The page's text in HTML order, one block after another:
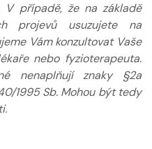
V případě, že na základě
projevů usuzujete na
Vám konzultovat Vaše
nebo fyzioterapeuta.
nenaplňují znaky §2a
1995 Sb. Mohou být tedy